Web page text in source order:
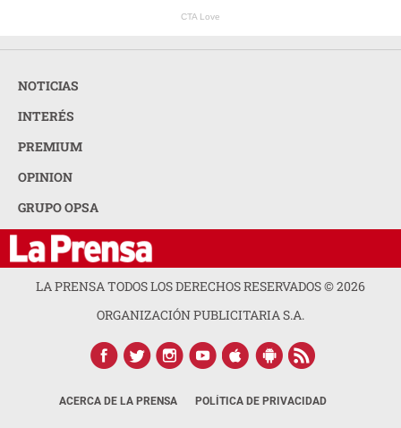
CTA Love
NOTICIAS
INTERÉS
PREMIUM
OPINION
GRUPO OPSA
LA PRENSA TODOS LOS DERECHOS RESERVADOS ©2026
ORGANIZACIÓN PUBLICITARIA S.A.
ACERCA DE LA PRENSA POLÍTICA DE PRIVACIDAD